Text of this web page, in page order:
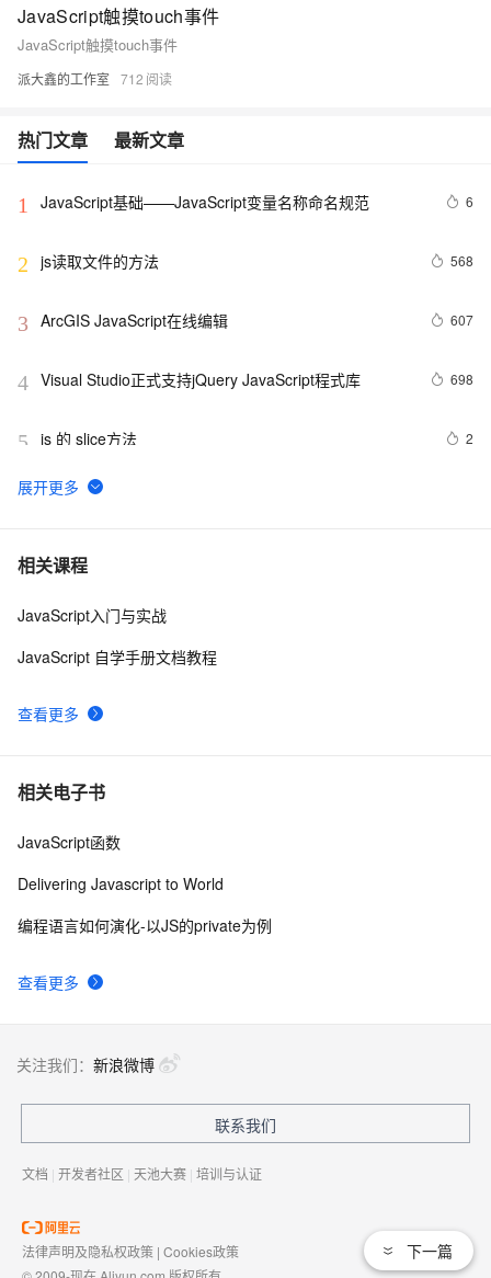
JavaScript触摸touch事件
JavaScript触摸touch事件
派大鑫的工作室 712
热门文章 最新文章
1 JavaScript基础——JavaScript变量名称命名规范 6
2 js读取文件的方法 568
3 ArcGIS JavaScript在线编辑 607
4 Visual Studio正式支持jQuery JavaScript程式库 698
5 js 的 slice方法 2
6 js 闭包 原型
7 在IE下的JS编程需注意的内存释放问题
8 js 小技巧----复制
相关课程
查看更多
JavaScript入门与实战
JavaScript 自学手册文档教程
相关电子书
查看更多
JavaScript函数
Delivering Javascript to World
编程语言如何演化-以JS的private为例
下一篇
关注我们： 新浪微博
联系我们
文档 | 开发者社区 | 天池大赛 | 培训与认证
法律声明及隐私权政策 | Cookies政策